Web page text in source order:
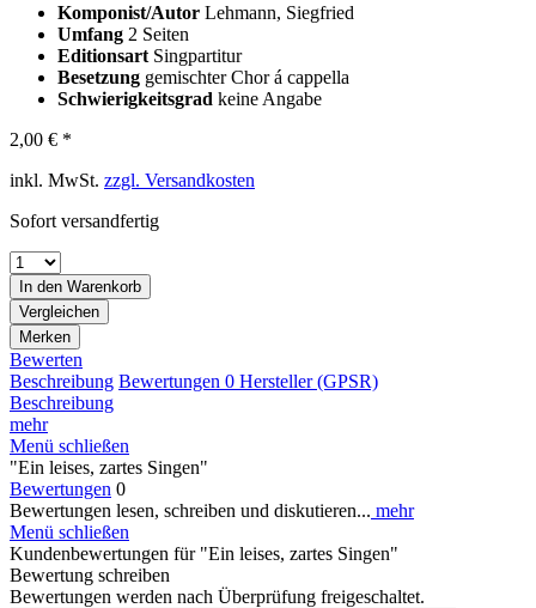
Komponist/Autor Lehmann, Siegfried
Umfang 2 Seiten
Editionsart Singpartitur
Besetzung gemischter Chor á cappella
Schwierigkeitsgrad keine Angabe
2,00 € *
inkl. MwSt. zzgl. Versandkosten
Sofort versandfertig
In den Warenkorb
Vergleichen
Merken
Bewerten
Beschreibung Bewertungen 0 Hersteller (GPSR)
Beschreibung
mehr
Menü schließen
"Ein leises, zartes Singen"
Bewertungen 0
Bewertungen lesen, schreiben und diskutieren... mehr
Menü schließen
Kundenbewertungen für "Ein leises, zartes Singen"
Bewertung schreiben
Bewertungen werden nach Überprüfung freigeschaltet.